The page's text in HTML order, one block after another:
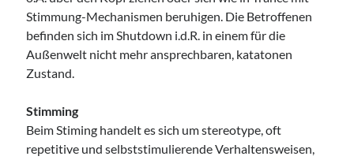
Stimmung-Mechanismen beruhigen. Die Betroffenen
befinden sich im Shutdown i.d.R. in einem für die
Außenwelt nicht mehr ansprechbaren, katatonen
Zustand.
Stimming
Beim Stiming handelt es sich um stereotype, oft
repetitive und selbststimulierende Verhaltensweisen,